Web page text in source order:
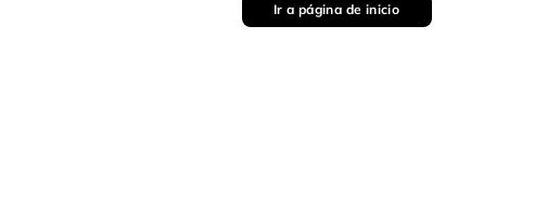
Ir a página de inicio